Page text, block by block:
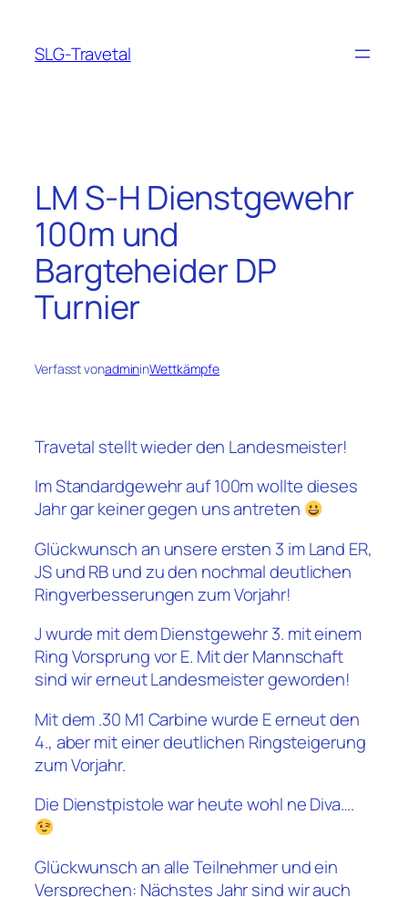
springen
SLG-Travetal
LM S-H Dienstgewehr
100m und
Bargteheider DP
Turnier
Verfasst vonadmininWettkämpfe
Travetal stellt wieder den Landesmeister!
Im Standardgewehr auf 100m wollte dieses
Jahr gar keiner gegen uns antreten
Glückwunsch an unsere ersten 3 im Land ER,
JS und RB und zu den nochmal deutlichen
Ringverbesserungen zum Vorjahr!
J wurde mit dem Dienstgewehr 3. mit einem
Ring Vorsprung vor E. Mit der Mannschaft
sind wir erneut Landesmeister geworden!
Mit dem .30 M1 Carbine wurde E erneut den
4., aber mit einer deutlichen Ringsteigerung
zum Vorjahr.
Die Dienstpistole war heute wohl ne Diva….
Glückwunsch an alle Teilnehmer und ein
Versprechen: Nächstes Jahr sind wir auch